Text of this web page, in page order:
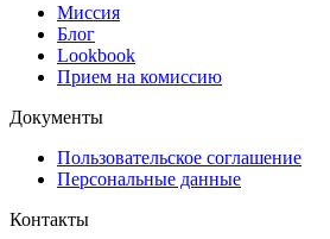
Миссия
Блог
Lookbook
Прием на комиссию
Документы
Пользовательское соглашение
Персональные данные
Контакты